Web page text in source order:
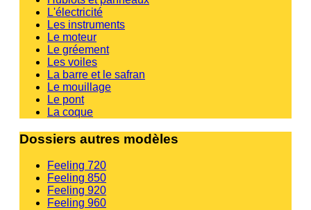
L'électricité
Les instruments
Le moteur
Le gréement
Les voiles
La barre et le safran
Le mouillage
Le pont
La coque
Dossiers autres modèles
Feeling 720
Feeling 850
Feeling 920
Feeling 960